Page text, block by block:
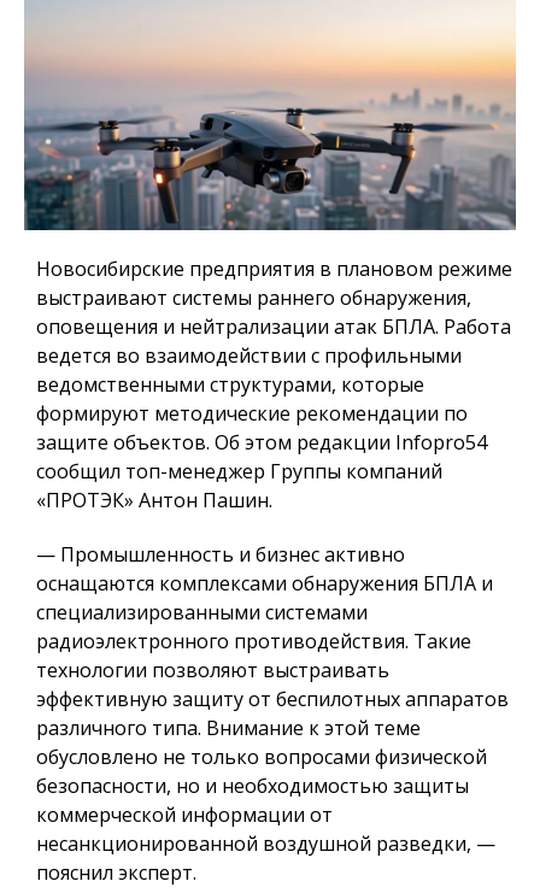
Новосибирские предприятия в плановом режиме
выстраивают системы раннего обнаружения,
оповещения и нейтрализации атак БПЛА. Работа
ведется во взаимодействии с профильными
ведомственными структурами, которые
формируют методические рекомендации по
защите объектов. Об этом редакции Infopro54
сообщил топ-менеджер Группы компаний
«ПРОТЭК» Антон Пашин.
— Промышленность и бизнес активно
оснащаются комплексами обнаружения БПЛА и
специализированными системами
радиоэлектронного противодействия. Такие
технологии позволяют выстраивать
эффективную защиту от беспилотных аппаратов
различного типа. Внимание к этой теме
обусловлено не только вопросами физической
безопасности, но и необходимостью защиты
коммерческой информации от
несанкционированной воздушной разведки, —
пояснил эксперт.